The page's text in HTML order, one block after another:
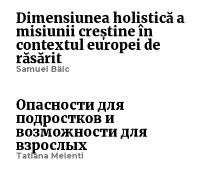
Dimensiunea holistică a
misiunii creștine în
contextul europei de
răsărit
Samuel Bâlc
Опасности для
подростков и
возможности для
взрослых
Tatiana Melenti